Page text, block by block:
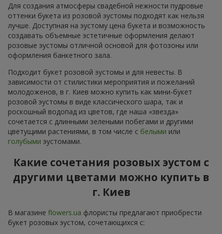
Для создания атмосферы свадебной нежности пудровые
оттенки букета из розовой эустомы подходят как нельзя
лучше. Доступная на эустому цена букета и возможность
создавать объемные эстетичные оформления делают
розовые эустомы отличной основой для фотозоны или
оформления банкетного зала.
Подходит букет розовой эустомы и для невесты. В
зависимости от стилистики мероприятия и пожеланий
молодоженов, в г. Киев можно купить как мини-букет
розовой эустомы в виде классического шара, так и
роскошный водопад из цветов, где наша «звезда»
сочетается с длинными зелеными побегами и другими
цветущими растениями, в том числе с белыми или
голубыми эустомами.
Какие сочетания розовых эустом с
другими цветами можно купить в
г. Киев
В магазине flowers.ua флористы предлагают приобрести
букет розовых эустом, сочетающихся с: